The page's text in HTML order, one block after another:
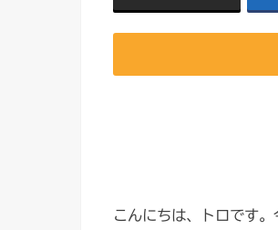
こんにちは、トロです